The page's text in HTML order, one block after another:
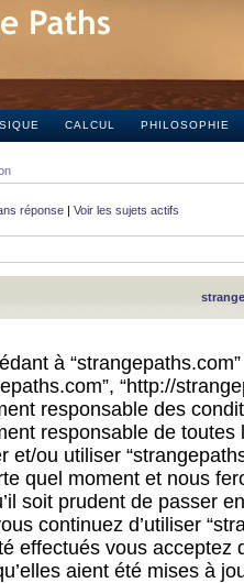
CALCUL PHILOSOPHIE
réponse | Voir les sujets actifs
à
“http://
responsable des
responsable de
et/ou utiliser
quel moment et nous
soit prudent de passer
continuez d’utiliser
effectués vous acceptez
aient été mises à